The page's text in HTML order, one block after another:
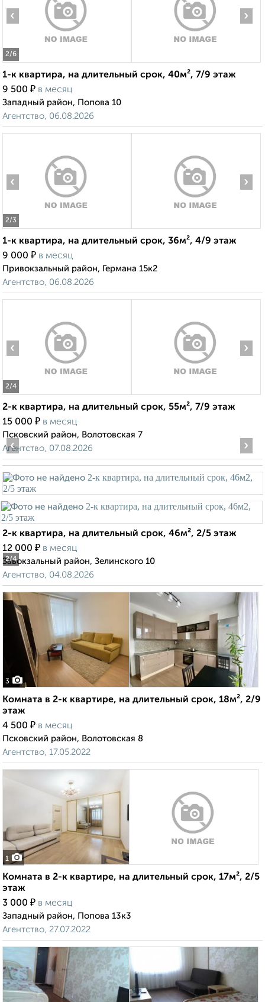
2/6
‹ ›
1-к квартира, на длительный срок, 40м², 7/9 этаж
9 500 ₽ в месяц
Западный район, Попова 10
Агентство, 06.08.2026
2/3
‹ ›
1-к квартира, на длительный срок, 36м², 4/9 этаж
9 000 ₽ в месяц
Привокзальный район, Германа 15к2
Агентство, 06.08.2026
2/4
‹ ›
2-к квартира, на длительный срок, 55м², 7/9 этаж
15 000 ₽ в месяц
Псковский район, Волотовская 7
Агентство, 07.08.2026
2/4
‹ ›
2-к квартира, на длительный срок, 46м², 2/5 этаж
12 000 ₽ в месяц
Завокзальный район, Зелинского 10
Агентство, 04.08.2026
3
Комната в 2-к квартире, на длительный срок, 18м², 2/9
этаж
4 500 ₽ в месяц
Псковский район, Волотовская 8
Агентство, 17.05.2022
1
Комната в 2-к квартире, на длительный срок, 17м², 2/5
этаж
3 000 ₽ в месяц
Западный район, Попова 13к3
Агентство, 27.07.2022